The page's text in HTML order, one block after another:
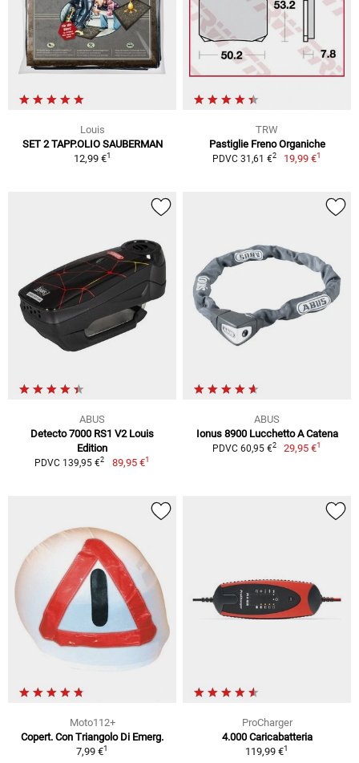
Louis
SET 2 TAPP.OLIO SAUBERMAN
12,99 €1
TRW
Pastiglie Freno Organiche
PDVC 31,61 €2 19,99 €1
ABUS
Detecto 7000 RS1 V2 Louis
Edition
PDVC 139,95 €2 89,95 €1
ABUS
Ionus 8900 Lucchetto A Catena
PDVC 60,95 €2 29,95 €1
Moto112+
Copert. Con Triangolo Di Emerg.
7,99 €1
ProCharger
4.000 Caricabatteria
119,99 €1